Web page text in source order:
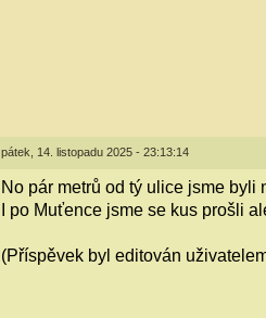
pátek, 14. listopadu 2025 - 23:13:14
No pár metrů od tý ulice jsme
I po Muťence jsme se kus prošli
(Příspěvek byl editován